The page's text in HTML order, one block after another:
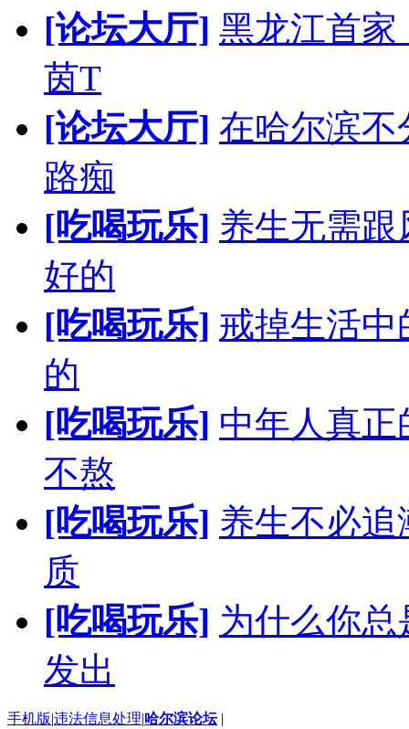
[论坛大厅] 黑龙江首家
茵T
[论坛大厅] 在哈尔滨不
路痴
[吃喝玩乐] 养生无需
好的
[吃喝玩乐] 戒掉生活中
的
[吃喝玩乐] 中年人真
不熬
[吃喝玩乐] 养生不必
质
[吃喝玩乐] 为什么你
发出
手机版|违法信息处理|哈尔滨论坛 |